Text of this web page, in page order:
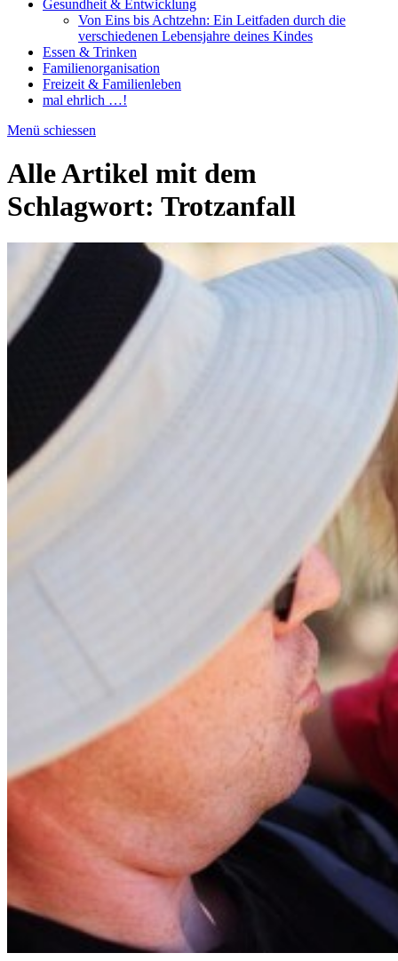
Gesundheit & Entwicklung
Von Eins bis Achtzehn: Ein Leitfaden durch die
verschiedenen Lebensjahre deines Kindes
Essen & Trinken
Familienorganisation
Freizeit & Familienleben
mal ehrlich …!
Menü schiessen
Alle Artikel mit dem
Schlagwort: Trotzanfall